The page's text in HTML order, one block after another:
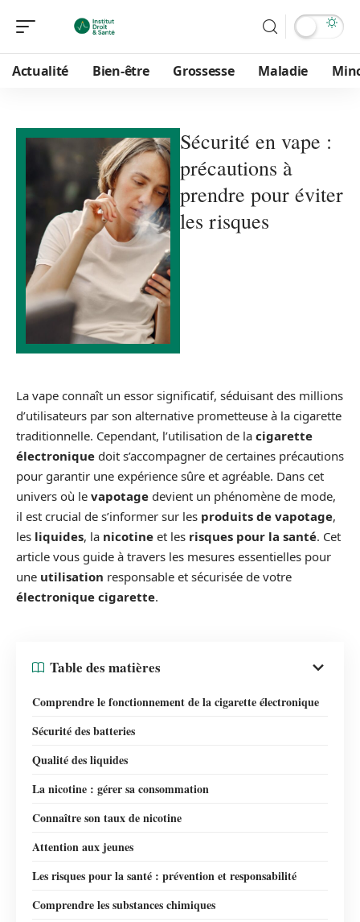
Actualité Bien-être Grossesse Maladie
Sécurité en vape :
précautions à
prendre pour éviter
les risques
La vape connaît un essor significatif, séduisant des millions
d’utilisateurs par son alternative prometteuse à la cigarette
traditionnelle. Cependant, l’utilisation de la cigarette
électronique doit s’accompagner de certaines précautions
pour garantir une expérience sûre et agréable. Dans cet
univers où le vapotage devient un phénomène de mode,
il est crucial de s’informer sur les produits de vapotage,
les liquides, la nicotine et les risques pour la santé. Cet
article vous guide à travers les mesures essentielles pour
une utilisation responsable et sécurisée de votre
électronique cigarette.
Table des matières
Comprendre le fonctionnement de la cigarette électronique
Sécurité des batteries
Qualité des liquides
La nicotine : gérer sa consommation
Connaître son taux de nicotine
Attention aux jeunes
Les risques pour la santé : prévention et responsabilité
Comprendre les substances chimiques